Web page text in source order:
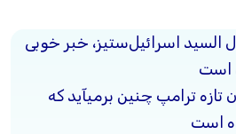
السید اسرائیل‌ستیز، خبر خوبی
است
تازه ترامپ چنین برمیآید که
است